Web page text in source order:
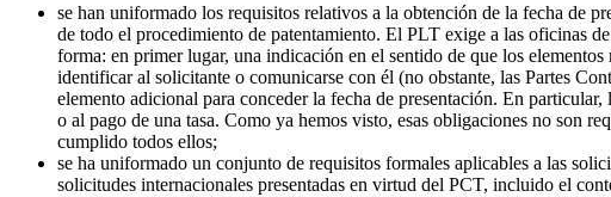
se han uniformado los requisitos relativos a la obtención de la fecha de
de todo el procedimiento de patentamiento. El PLT exige a las oficinas
forma: en primer lugar, una indicación en el sentido de que los
identificar al solicitante o comunicarse con él (no obstante, las Partes
elemento adicional para conceder la fecha de presentación. En
o al pago de una tasa. Como ya hemos visto, esas obligaciones no son
cumplido todos ellos;
se ha uniformado un conjunto de requisitos formales aplicables a las
solicitudes internacionales presentadas en virtud del PCT, incluido el